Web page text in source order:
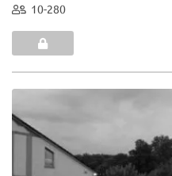
10-280